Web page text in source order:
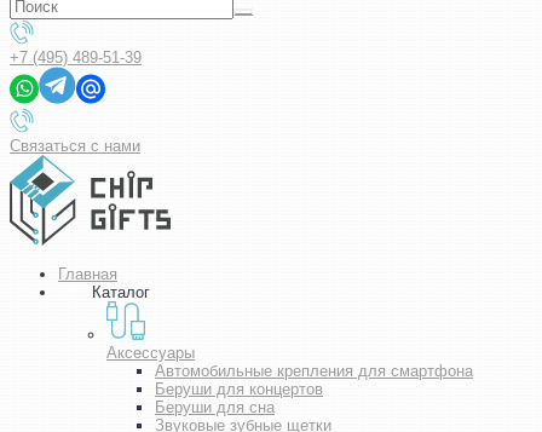
+7 (495) 489-51-39
Связаться с нами
Главная
Каталог
Аксессуары
Автомобильные крепления для смартфона
Беруши для концертов
Беруши для сна
Звуковые зубные щетки